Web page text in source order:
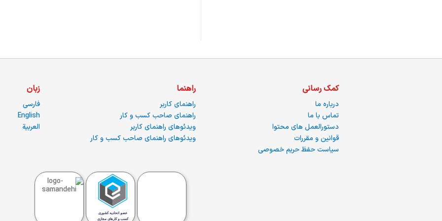
کمک رسانی
درباره ما
تماس با ما
دستورالعمل های محتوا
قوانین و مقررات
سیاست حفظ حریم خصوصی
راهنما
راهنمای کاربر
راهنمای صاحب کسب و کار
ویدئوهای راهنمای کاربر
ویدئوهای راهنمای صاحب کسب و کار
زبان
فارسی
English
العربية